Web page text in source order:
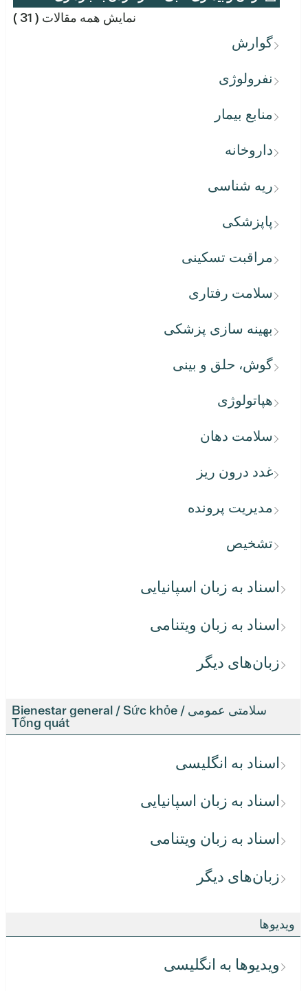
نمایش همه مقالات ( 31 )
گوارش
نفرولوژی
منابع بیمار
داروخانه
ریه شناسی
پاپزشکی
مراقبت تسکینی
سلامت رفتاری
بهینه سازی پزشکی
گوش، حلق و بینی
هپاتولوژی
سلامت دهان
غدد درون ریز
مدیریت پرونده
تشخیص
اسناد به زبان اسپانیایی
اسناد به زبان ویتنامی
زبان‌های دیگر
سلامتی عمومی / Bienestar general / Sức khỏe
Tổng quát
اسناد به انگلیسی
اسناد به زبان اسپانیایی
اسناد به زبان ویتنامی
زبان‌های دیگر
ویدیوها
ویدیوها به انگلیسی